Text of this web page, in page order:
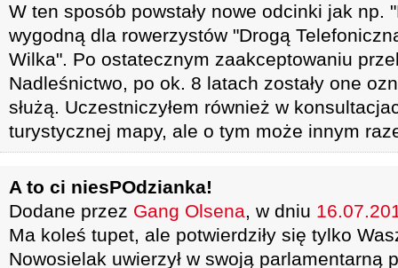
W ten sposób powstały nowe odcinki jak np.
wygodną dla rowerzystów "Drogą
Wilka". Po ostatecznym zaakceptowaniu
Nadleśnictwo, po ok. 8 latach zostały one
służą. Uczestniczyłem również w
turystycznej mapy, ale o tym może innym
A to ci niesPOdzianka!
Dodane przez Gang Olsena, w dniu
Ma koleś tupet, ale potwierdziły się tylko
Nowosielak uwierzył w swoją parlamentarną